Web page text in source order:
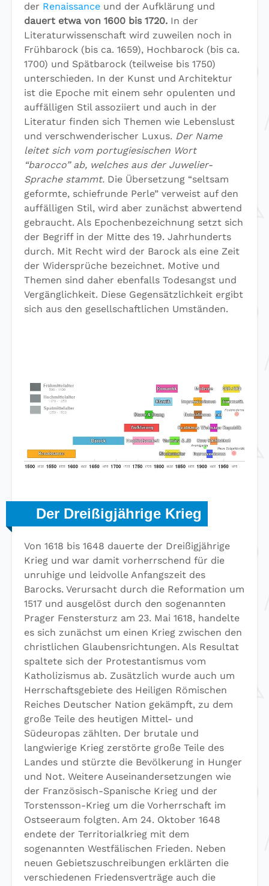
der Renaissance und der Aufklärung und
dauert etwa von 1600 bis 1720. In der
Literaturwissenschaft wird zuweilen noch in
Frühbarock (bis ca. 1659), Hochbarock (bis ca.
1700) und Spätbarock (teilweise bis 1750)
unterschieden. In der Kunst und Architektur
ist die Epoche mit einem sehr opulenten und
auffälligen Stil assoziiert und auch in der
Literatur finden sich Themen wie Lebenslust
und verschwenderischer Luxus. Der Name
leitet sich vom portugiesischen Wort
“barocco” ab, welches aus der Juwelier-
Sprache stammt. Die Übersetzung “seltsam
geformte, schiefrunde Perle” verweist auf den
auffälligen Stil, wird aber zunächst abwertend
gebraucht. Als Epochenbezeichnung setzt sich
der Begriff in der Mitte des 19. Jahrhunderts
durch. Mit Recht wird der Barock als eine Zeit
der Widersprüche bezeichnet. Motive und
Themen sind daher ebenfalls Todesangst und
Vergänglichkeit. Diese Gegensätzlichkeit ergibt
sich aus den gesellschaftlichen Umständen.
Der Dreißigjährige Krieg
Von 1618 bis 1648 dauerte der Dreißigjährige
Krieg und war damit vorherrschend für die
unruhige und leidvolle Anfangszeit des
Barocks. Verursacht durch die Reformation um
1517 und ausgelöst durch den sogenannten
Prager Fenstersturz am 23. Mai 1618, handelte
es sich zunächst um einen Krieg zwischen den
christlichen Glaubensrichtungen. Als Resultat
spaltete sich der Protestantismus vom
Katholizismus ab. Zusätzlich wurde auch um
Herrschaftsgebiete des Heiligen Römischen
Reiches Deutscher Nation gekämpft, zu dem
große Teile des heutigen Mittel- und
Südeuropas zählten. Der brutale und
langwierige Krieg zerstörte große Teile des
Landes und stürzte die Bevölkerung in Hunger
und Not. Weitere Auseinandersetzungen wie
der Französisch-Spanische Krieg und der
Torstensson-Krieg um die Vorherrschaft im
Ostseeraum folgten. Am 24. Oktober 1648
endete der Territorialkrieg mit dem
sogenannten Westfälischen Frieden. Neben
neuen Gebietszuschreibungen erklärten die
verschiedenen Friedensverträge auch die